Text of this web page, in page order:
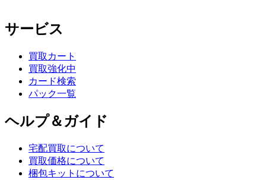
サービス
買取カート
買取強化中
カード検索
パック一覧
ヘルプ＆ガイド
宅配買取について
買取価格について
梱包キットについて